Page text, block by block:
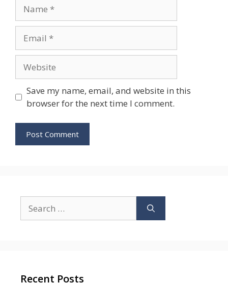
Save my name, email, and website in this
browser for the next time I comment.
for:
Recent Posts